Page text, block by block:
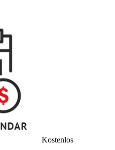
Kostenlos